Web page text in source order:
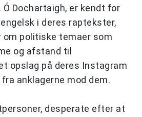
Ó Dochartaigh, er kendt for
i deres raptekster,
om politiske temaer som
og afstand til
opslag på deres Instagram
anklagerne mod dem.
desperate efter at